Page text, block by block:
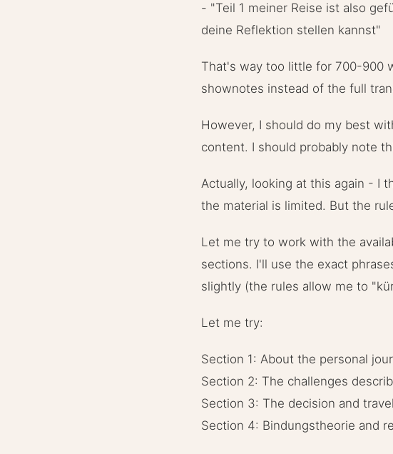
- "Teil 1 meiner Reise ist also
deine Reflektion stellen kannst"
That's way too little for 700-900
shownotes instead of the full
However, I should do my best
content. I should probably note
Actually, looking at this again - I
the material is limited. But the
Let me try to work with the
sections. I'll use the exact
slightly (the rules allow me to
Let me try:
Section 1: About the personal
Section 2: The challenges
Section 3: The decision and travel
Section 4: Bindungstheorie and